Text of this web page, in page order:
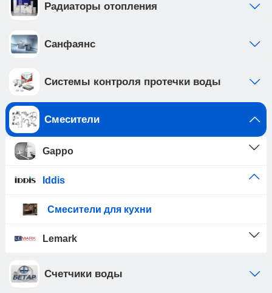
Радиаторы отопления
Санфаянс
Системы контроля протечки воды
Смесители
Gappo
Iddis
Смесители для кухни
Lemark
Счетчики воды